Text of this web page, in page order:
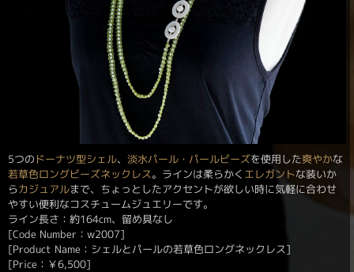
5つの ドーナツ型シェル、 淡水パール・パールビーズを使用した爽やかな
若草色ロングビーズネックレス。ラインは柔らかく エレガントな装いか
らカジュアルまで、ちょっとしたアクセントが欲しい時に気軽に合わせ
やすい便利なコスチュームジュエリーです。
ライン長さ：約164cm、留め具なし
[Code Number：w2007]
[Product Name：シェルとパールの若草色ロングネックレス]
[Price： ￥6,500]